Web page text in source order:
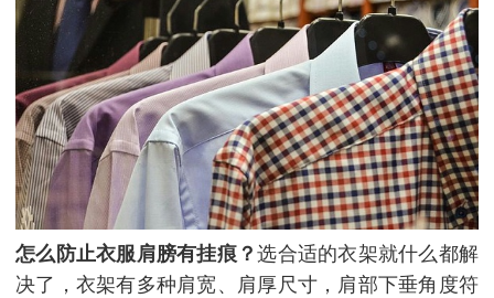
怎么防止衣服肩膀有挂痕？选合适的衣架就什么都解
决了，衣架有多种肩宽、肩厚尺寸，肩部下垂角度符